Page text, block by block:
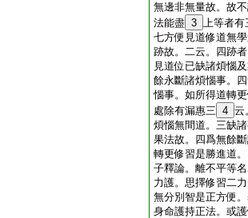
無邊非無量故。故
法能盡 3 上等者有
七方便見道修道無
跡故。二云。四跡
見道位已缺諸煩惱
餘永斷諸煩惱事。
惱事。如所得道轉
處除有漏惠三 4 云
煩惱無間道。三缺
果法故。四爲無餘
轉更修習是勝進道
子釋論。離不平等
力護。思擇修習二
無分別智是正方便
身命護持正法。或